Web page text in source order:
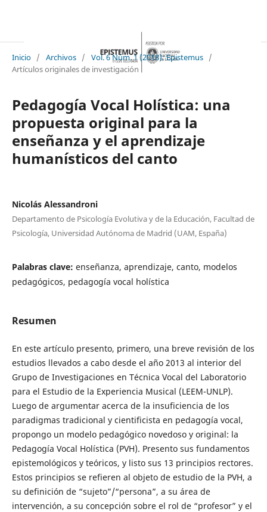
Inicio / Archivos / Vol. 6 Núm. 1 (2018): Epistemus /
Artículos originales de investigación
Pedagogía Vocal Holística: una
propuesta original para la
enseñanza y el aprendizaje
humanísticos del canto
Nicolás Alessandroni
Departamento de Psicología Evolutiva y de la Educación, Facultad de
Psicología, Universidad Autónoma de Madrid (UAM, España)
Palabras clave: enseñanza, aprendizaje, canto, modelos
pedagógicos, pedagogía vocal holística
Resumen
En este artículo presento, primero, una breve revisión de los
estudios llevados a cabo desde el año 2013 al interior del
Grupo de Investigaciones en Técnica Vocal del Laboratorio
para el Estudio de la Experiencia Musical (LEEM-UNLP).
Luego de argumentar acerca de la insuficiencia de los
paradigmas tradicional y cientificista en pedagogía vocal,
propongo un modelo pedagógico novedoso y original: la
Pedagogía Vocal Holística (PVH). Presento sus fundamentos
epistemológicos y teóricos, y listo sus 13 principios rectores.
Estos principios se refieren al objeto de estudio de la PVH, a
su definición de “sujeto”/“persona”, a su área de
intervención, a su concepción sobre el rol de “profesor” y el